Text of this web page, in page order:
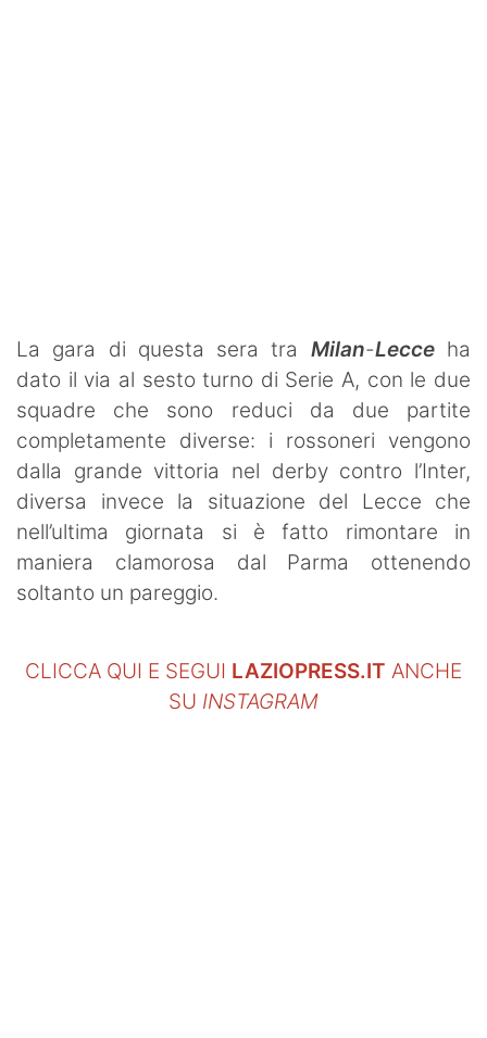
La gara di questa sera tra Milan-Lecce ha
dato il via al sesto turno di Serie A, con le due
squadre che sono reduci da due partite
completamente diverse: i rossoneri vengono
dalla grande vittoria nel derby contro l’Inter,
diversa invece la situazione del Lecce che
nell’ultima giornata si è fatto rimontare in
maniera clamorosa dal Parma ottenendo
soltanto un pareggio.
CLICCA QUI E SEGUI LAZIOPRESS.IT ANCHE
SU INSTAGRAM